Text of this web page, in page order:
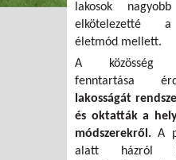
lakosok
elkötelezetté a
életmód mellett.
A közösség
fenntartása
lakosságát
és oktatták a
módszerekről. A
alatt házról